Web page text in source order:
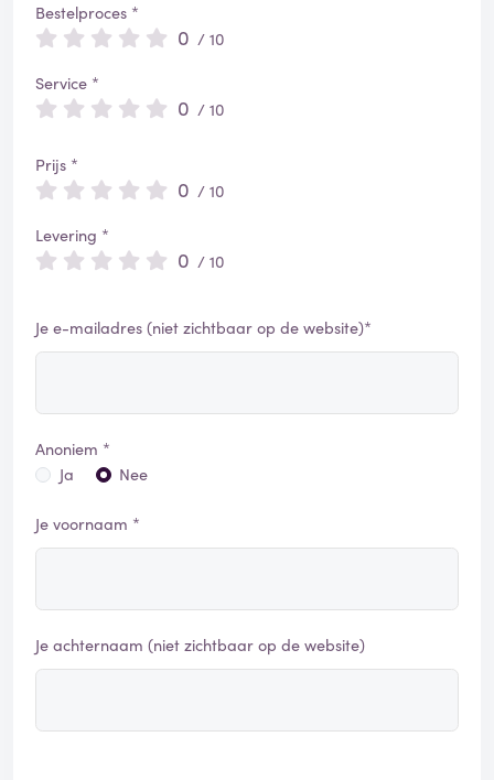
Bestelproces *
0 / 10
Service *
0 / 10
Prijs *
0 / 10
Levering *
0 / 10
Je e-mailadres (niet zichtbaar op de website)*
Anoniem *
Ja
Nee
Je voornaam *
Je achternaam (niet zichtbaar op de website)